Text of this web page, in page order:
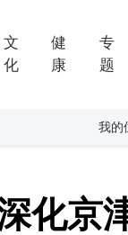
文
化
健
康
专
题
我的
化京